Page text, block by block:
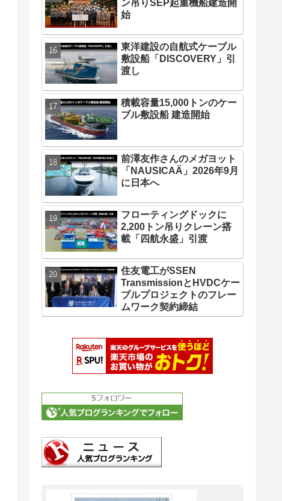
ン吊りSEP起重機船建造開
始
東洋建設の自航式ケーブル
敷設船「DISCOVERY」引
渡し
積載容量15,000トンのケー
ブル敷設船 建造開始
前澤友作さんのメガヨット
「NAUSICAÄ」2026年9月
に日本へ
フローティングドックに
2,200トン吊りクレーン搭
載「四航永盛」引渡
住友電工がSSEN
TransmissionとHVDCケー
ブルプロジェクトのフレー
ムワーク契約締結